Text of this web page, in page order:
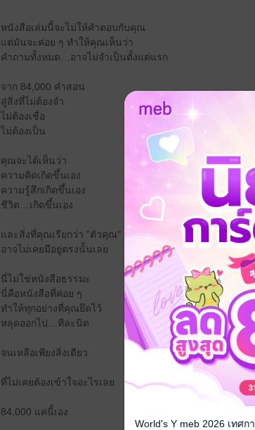
หนังสือเล่มนี้จะไม่ให้คำตอบกับคุณ
แต่มันจะค่อย ๆ ทำให้คุณเห็นว่า
คำถามทั้งหมด…อาจไม่จำเป็นตั้งแต่แรก
จาก 84,000 คำสอน
สู่สิ่งที่ไม่ต้องจำ
ไม่ต้องเชื่อ
ไม่ต้องเป็น
คุณจะได้เห็นว่า
ความคิดเกิดขึ้นเอง
ความรู้สึกเกิดขึ้นเอง
ชีวิต…เกิดขึ้นเอง
และสิ่งที่คุณเรียกว่า "ตัวคุณ"
อาจไม่เคยมีอยู่ตรงนั้นเลย
นี่ไม่ใช่หนังสือธรรมะ
นี่คือหนังสือที่ค่อย ๆ
ทำให้ทุกอย่างที่คุณยึดไว้
หลุดออกไป…ทีละนิด
จนเหลือเพียงสิ่งเดียว
ที่ไม่เคยต้องเข้าใจอะไรเลย
84,000 แค่นี้เอง
World's Y meb 2026 เทศ